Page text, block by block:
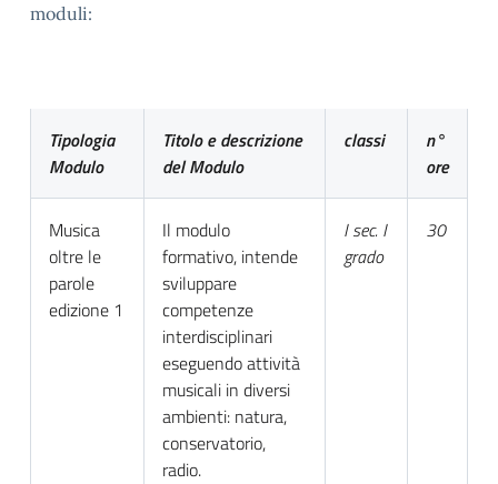
moduli:
Tipologia
Modulo
Titolo e descrizione
del Modulo
classi
n°
ore
Musica
oltre le
parole
edizione 1
Il modulo
formativo, intende
sviluppare
competenze
interdisciplinari
eseguendo attività
musicali in diversi
ambienti: natura,
conservatorio,
radio.
I sec. I
grado
30